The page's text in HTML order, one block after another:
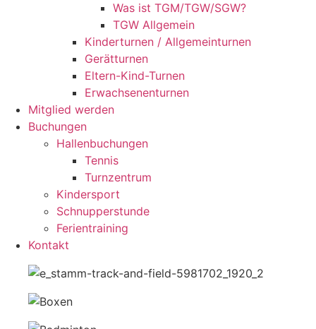
Was ist TGM/TGW/SGW?
TGW Allgemein
Kinderturnen / Allgemeinturnen
Gerätturnen
Eltern-Kind-Turnen
Erwachsenenturnen
Mitglied werden
Buchungen
Hallenbuchungen
Tennis
Turnzentrum
Kindersport
Schnupperstunde
Ferientraining
Kontakt